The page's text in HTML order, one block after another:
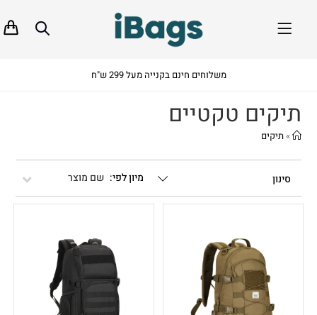
משלוחים חינם בקנייה מעל 299 ש"ח
תיקים טקטיים
»תיקים
סינון שם מוצר